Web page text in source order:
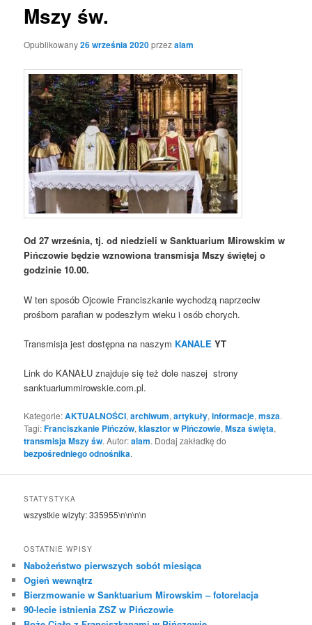
Mszy św.
Opublikowany26 września 2020przezalam
Od 27 września, tj. od niedzieli w Sanktuarium Mirowskim w
Pińczowie będzie wznowiona transmisja Mszy świętej o
godzinie 10.00.
W ten sposób Ojcowie Franciszkanie wychodzą naprzeciw
prośbom parafian w podeszłym wieku i osób chorych.
Transmisja jest dostępna na naszym KANALE YT
Link do KANAŁU znajduje się też dole naszej strony
sanktuariummirowskie.com.pl.
Kategorie:AKTUALNOŚCI,archiwum,artykuły,informacje,msza.
Tagi:Franciszkanie Pińczów,klasztor w Pińczowie,Msza święta,
transmisja Mszy św. Autor:alam. Dodaj zakładkę do
bezpośredniego odnośnika.
STATYSTYKA
wszystkie wizyty:335955\n\n\n\n
OSTATNIE WPISY
Nabożeństwo pierwszych sobót miesiąca
Ogień wewnątrz
Bierzmowanie w Sanktuarium Mirowskim – fotorelacja
90-lecie istnienia ZSZ w Pińczowie